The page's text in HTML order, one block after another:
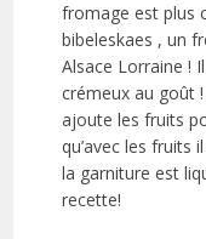
fromage est plus
bibeleskaes , un
Alsace Lorraine !
crémeux au goût
ajoute les fruits
qu’avec les fruits
la garniture est
recette!